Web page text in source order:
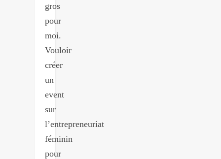
gros
pour
moi.
Vouloir
créer
un
event
sur
l’entrepreneuriat
féminin
pour